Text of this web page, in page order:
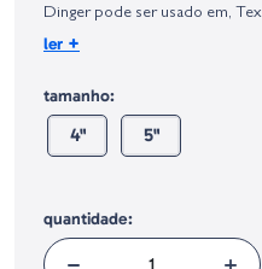
Dinger pode ser usado em,
peso ou sem peso, e apanha
que mesmo os peixes
oferece melhores conexões e
amostras semelhantes - para
ler +
tamanho:
4" 5"
quantidade: